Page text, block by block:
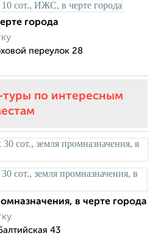
города
переулок 28
туры по интересным
в черте города
43